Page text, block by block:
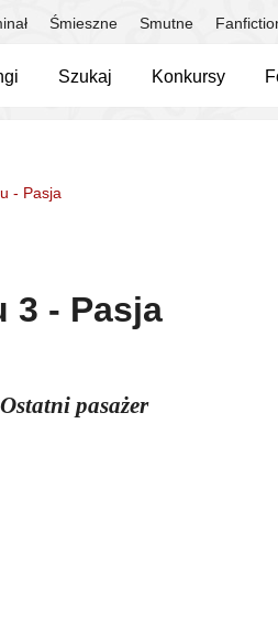
Śmieszne Smutne
Szukaj Konkursy
- Pasja
3 - Pasja
pasażer